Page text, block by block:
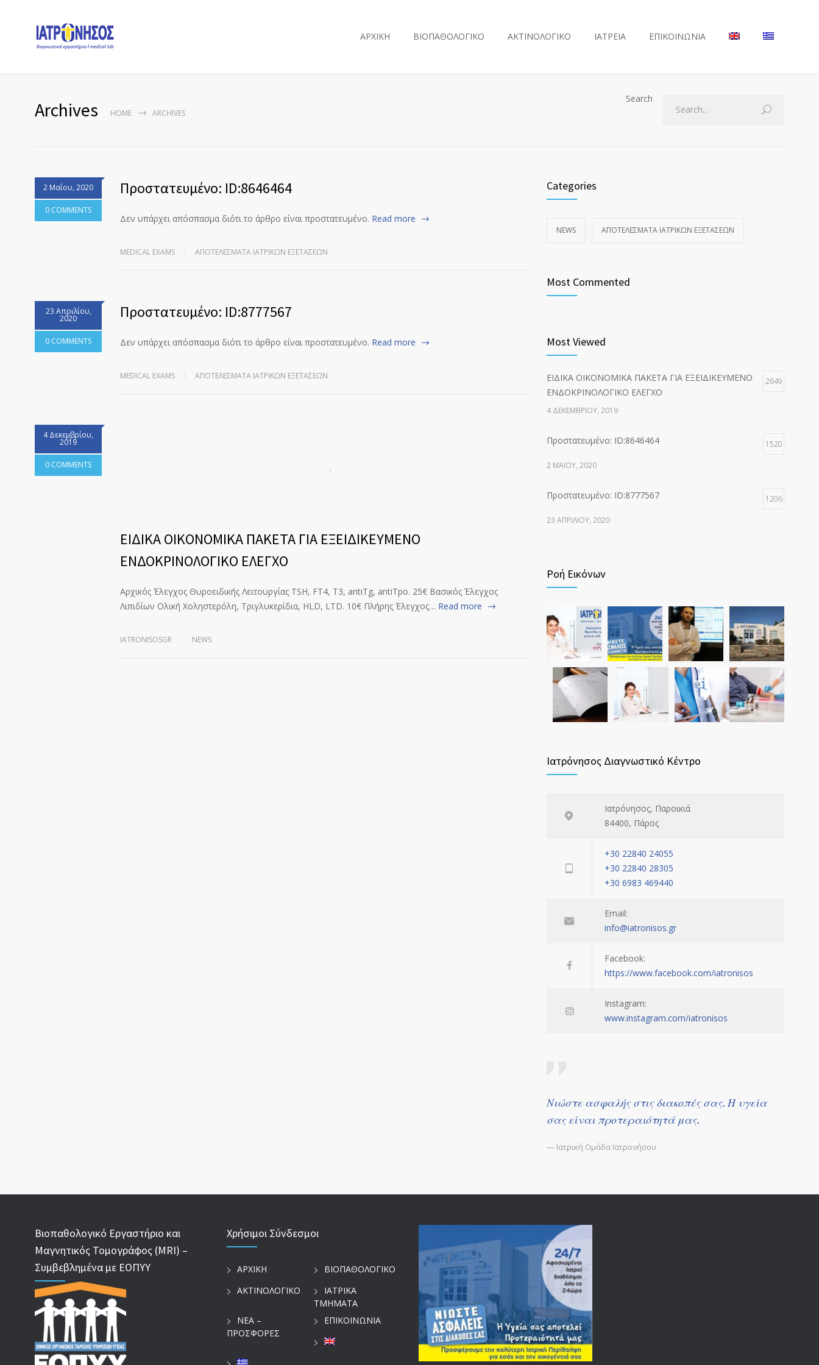
ΑΡΧΙΚΗ ΒΙΟΠΑΘΟΛΟΓΙΚΟ ΑΚΤΙΝΟΛΟΓΙΚΟ ΙΑΤΡΕΙΑ ΕΠΙΚΟΙΝΩΝΙΑ
Archives HOME ARCHIVES
Search
2 Μαΐου, 2020
0 COMMENTS
Πρoστατευμένο: ID:8646464
Δεν υπάρχει απόσπασμα διότι το άρθρο είναι προστατευμένο. Read more
MEDICAL EXAMS ΑΠΟΤΕΛΈΣΜΑΤΑ ΙΑΤΡΙΚΏΝ ΕΞΕΤΆΣΕΩΝ
23 Απριλίου,
2020
0 COMMENTS
Πρoστατευμένο: ID:8777567
Δεν υπάρχει απόσπασμα διότι το άρθρο είναι προστατευμένο. Read more
MEDICAL EXAMS ΑΠΟΤΕΛΈΣΜΑΤΑ ΙΑΤΡΙΚΏΝ ΕΞΕΤΆΣΕΩΝ
4 Δεκεμβρίου,
2019
0 COMMENTS
ΕΙΔΙΚΑ ΟΙΚΟΝΟΜΙΚΑ ΠΑΚΕΤΑ ΓΙΑ ΕΞΕΙΔΙΚΕΥΜΕΝΟ
ΕΝΔΟΚΡΙΝΟΛΟΓΙΚΟ ΕΛΕΓΧΟ
Αρχικός Έλεγχος Θυροειδικής Λειτουργίας TSH, FT4, T3, antiTg, antiTpo. 25€ Βασικός Έλεγχος
Λιπιδίων Ολική Χοληστερόλη, Τριγλυκερίδια, HLD, LTD. 10€ Πλήρης Έλεγχος… Read more
IATRONISOSGR NEWS
Categories
NEWS ΑΠΟΤΕΛΈΣΜΑΤΑ ΙΑΤΡΙΚΏΝ ΕΞΕΤΆΣΕΩΝ
Most Commented
Most Viewed
ΕΙΔΙΚΑ ΟΙΚΟΝΟΜΙΚΑ ΠΑΚΕΤΑ ΓΙΑ ΕΞΕΙΔΙΚΕΥΜΕΝΟ
ΕΝΔΟΚΡΙΝΟΛΟΓΙΚΟ ΕΛΕΓΧΟ
2649
4 ΔΕΚΕΜΒΡΊΟΥ, 2019
Πρoστατευμένο: ID:8646464 1520
2 ΜΑΪ́ΟΥ, 2020
Πρoστατευμένο: ID:8777567 1206
23 ΑΠΡΙΛΊΟΥ, 2020
Ροή Εικόνων
Ιατρόνησος Διαγνωστικό Κέντρο
Ιατρόνησος, Παροικιά
84400, Πάρος
+30 22840 24055
+30 22840 28305
+30 6983 469440
Email:
info@iatronisos.gr
Facebook:
https://www.facebook.com/iatronisos
Instagram:
www.instagram.com/iatronisos
Νιώστε ασφαλής στις διακοπές σας. Η υγεία
σας είναι προτεραιότητά μας.
— Ιατρική Ομάδα Ιατρονήσου
Βιοπαθολογικό Εργαστήριο και
Μαγνητικός Τομογράφος (MRI) –
Συμβεβλημένα με ΕΟΠΥΥ
Χρήσιμοι Σύνδεσμοι
ΑΡΧΙΚΗ
ΒΙΟΠΑΘΟΛΟΓΙΚΟ
ΑΚΤΙΝΟΛΟΓΙΚΟ
ΙΑΤΡΙΚΑ
ΤΜΗΜΑΤΑ
ΝΕΑ –
ΠΡΟΣΦΟΡΕΣ
ΕΠΙΚΟΙΝΩΝΙΑ